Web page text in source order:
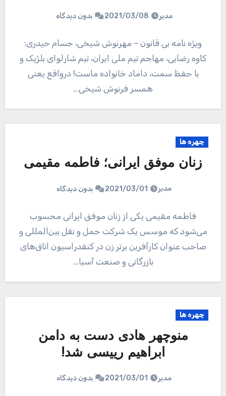
مدیر 2021/03/08 بدون دیدگاه
ویژه نامه بی قانون – مهرنوش شیخی، حسام حیدری:
کاوه رضایی، مهاجم تیم ملی ایران، تیم شارلوای بلژیک و
با حفظ سمت، داماد خانواده ماست! درواقع یعنی
همسر فرنوش شیخی…
چهره ها
زنان موفق ایرانی؛ فاطمه مقیمی
مدیر 2021/03/01 بدون دیدگاه
فاطمه مقیمی یکی از زنان موفق ایرانی محسوب
می‌شود که موسس یک شرکت حمل و نقل بین‌المللی و
صاحب عنوان کارآفرین برتر زن در کنفدراسیون اتاق‌های
بازرگانی و صنعت آسیا…
چهره ها
منوچهر هادی دست به دامن
ابراهیم رییسی شد!
مدیر 2021/03/01 بدون دیدگاه